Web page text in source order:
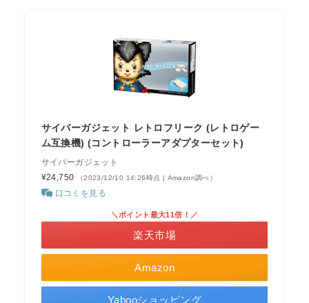
サイバーガジェット レトロフリーク (レトロゲー
ム互換機) (コントローラーアダプターセット)
サイバーガジェット
¥24,750
（2023/12/10 14:26時点 | Amazon調べ）
口コミを見る
Amazon
＼ポイント最大11倍！／
楽天市場
Yahooショッピング